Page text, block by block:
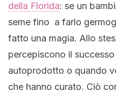
della Florida: se un
seme fino a farlo
fatto una magia. Allo
percepiscono il
autoprodotto o quando
che hanno curato. Ciò